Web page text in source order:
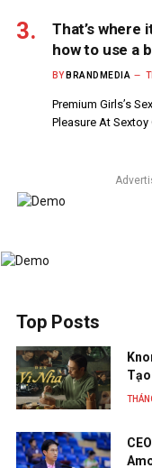
That’s where
how to use a
BY BRANDMEDIA
Premium Girls’s
Pleasure At
Top Posts